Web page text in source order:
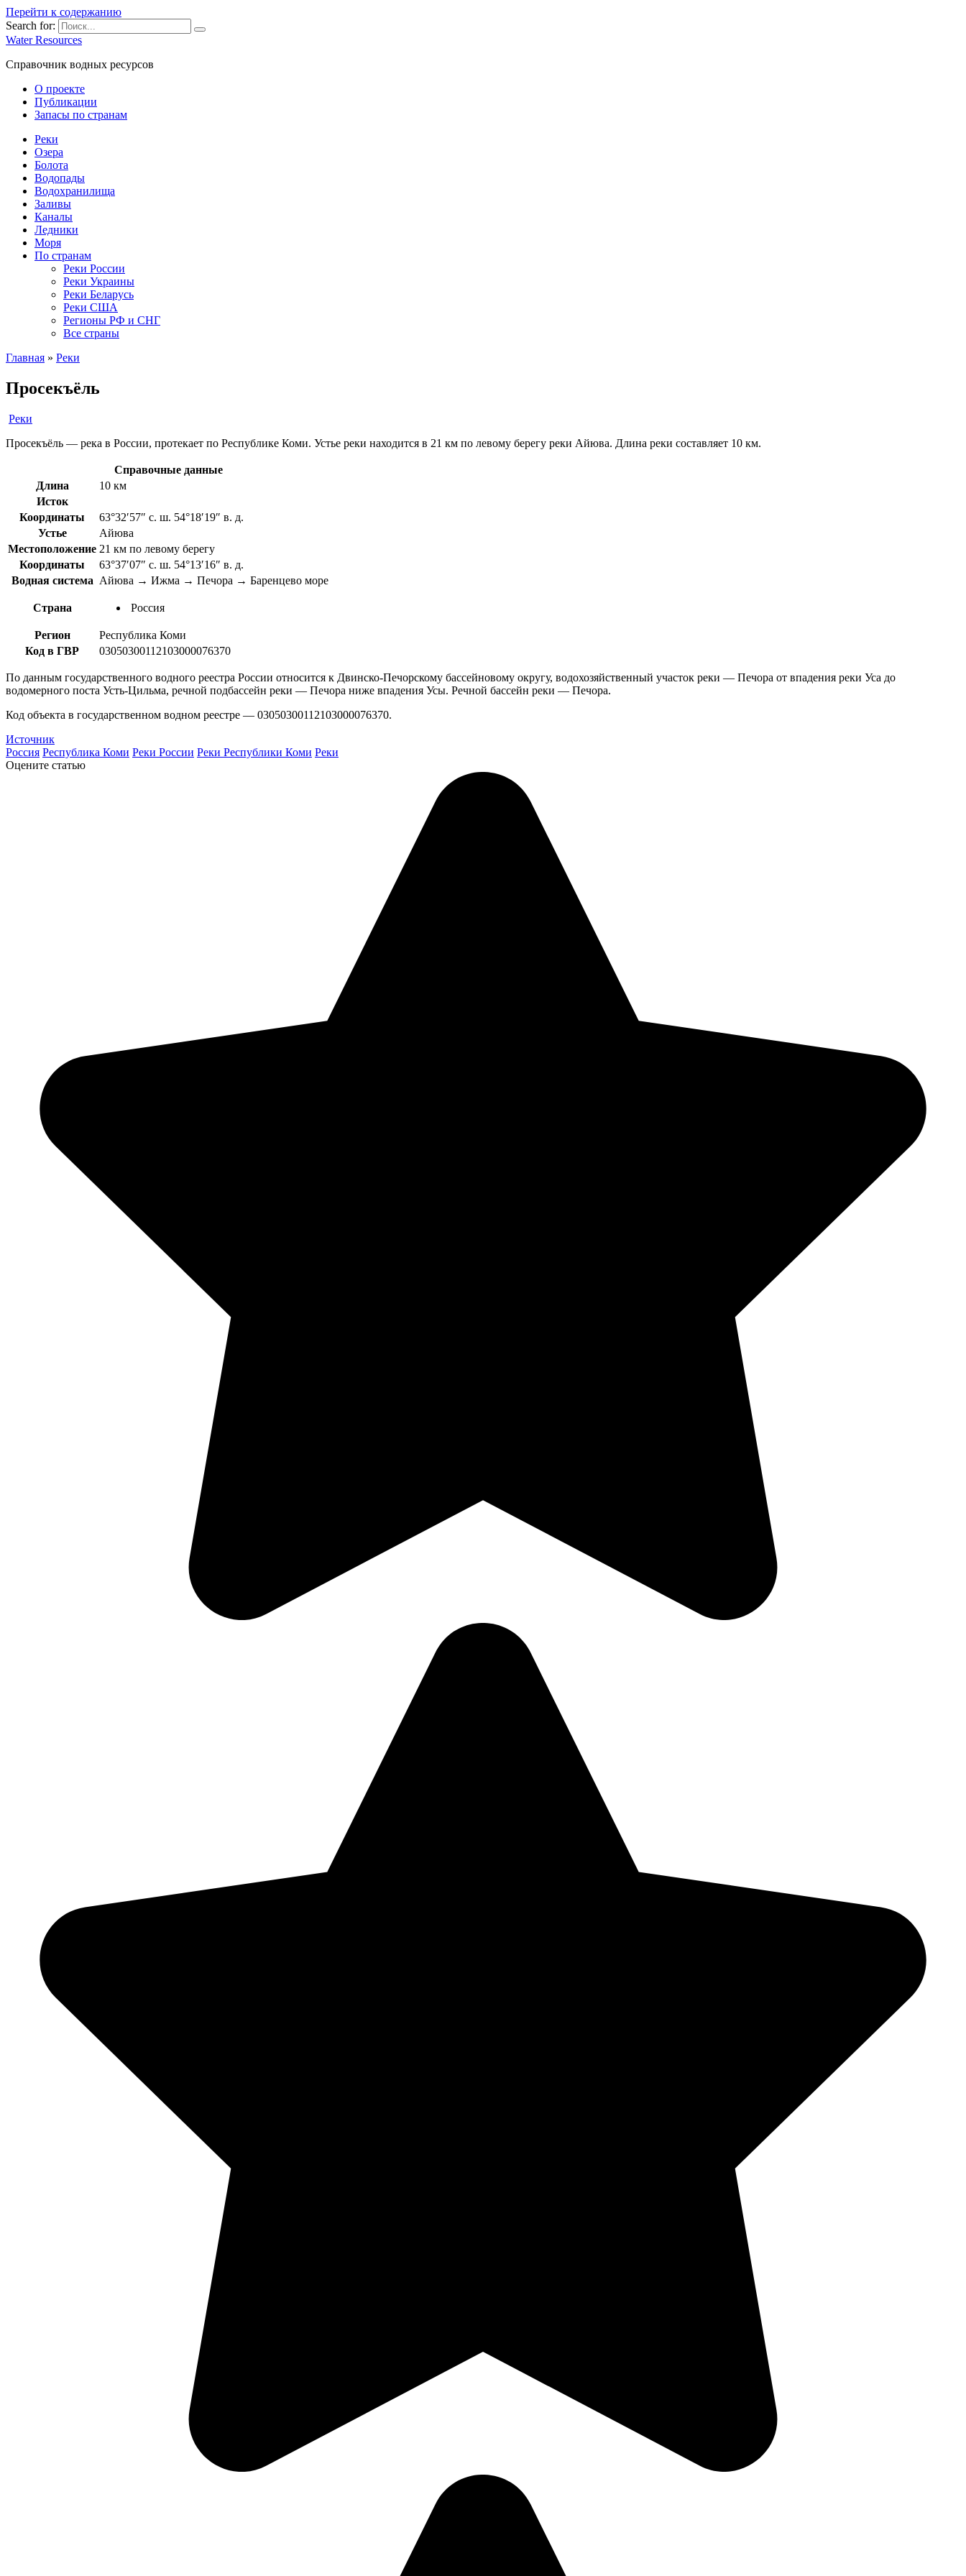
Перейти к содержанию
Search for:
Water Resources
Справочник водных ресурсов
О проекте
Публикации
Запасы по странам
Реки
Озера
Болота
Водопады
Водохранилища
Заливы
Каналы
Ледники
Моря
По странам
Реки России
Реки Украины
Реки Беларусь
Реки США
Регионы РФ и СНГ
Все страны
Главная » Реки
Просекъёль
Реки
Просекъёль — река в России, протекает по Республике Коми. Устье реки находится в 21 км по левому берегу реки Айюва. Длина реки составляет 10 км.
Справочные данные
Длина
10 км
Исток
Координаты
63°32′57″ с. ш. 54°18′19″ в. д.
Устье
Айюва
Местоположение 21 км по левому берегу
Координаты
63°37′07″ с. ш. 54°13′16″ в. д.
Водная система Айюва → Ижма → Печора → Баренцево море
Страна Россия
Регион
Республика Коми
Код в ГВР
03050300112103000076370
По данным государственного водного реестра России относится к Двинско-Печорскому бассейновому округу, водохозяйственный участок реки — Печора от впадения реки Уса до
водомерного поста Усть-Цильма, речной подбассейн реки — Печора ниже впадения Усы. Речной бассейн реки — Печора.
Код объекта в государственном водном реестре — 03050300112103000076370.
Источник
Россия Республика Коми Реки России Реки Республики Коми Реки
Оцените статью